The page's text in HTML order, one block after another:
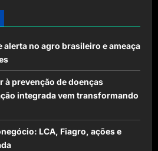
alerta no agro brasileiro e ameaça
à prevenção de doenças
integrada vem transformando
LCA, Fiagro, ações e